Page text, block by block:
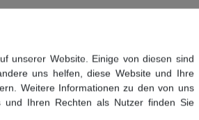
unserer Website. Einige von diesen sind
uns helfen, diese Website und Ihre
Weitere Informationen zu den von uns
und Ihren Rechten als Nutzer finden Sie